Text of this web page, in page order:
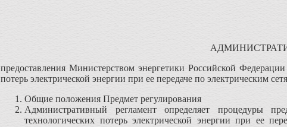
предоставления Министерством энергетики Российской
потерь электрической энергии при ее передаче по электрическим
Общие положения Предмет регулирования
Административный регламент определяет процедуры
технологических потерь электрической энергии при ее